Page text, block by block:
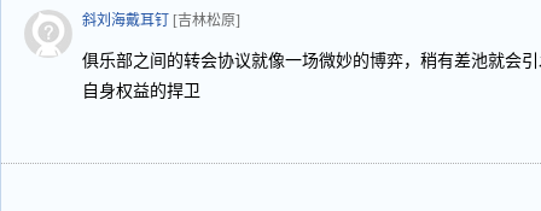
斜刘海戴耳钉 [吉林松原]
俱乐部之间的转会协议就像一场微妙的博弈，稍有差池就会
自身权益的捍卫